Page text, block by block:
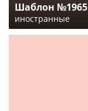
Шаблон №1965
иностранные